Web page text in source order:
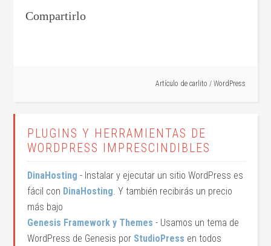
Compartirlo
Artículo de carlito / WordPress
PLUGINS Y HERRAMIENTAS DE
WORDPRESS IMPRESCINDIBLES
DinaHosting - Instalar y ejecutar un sitio WordPress es
fácil con DinaHosting. Y también recibirás un precio
más bajo
Genesis Framework y Themes - Usamos un tema de
WordPress de Genesis por StudioPress en todos